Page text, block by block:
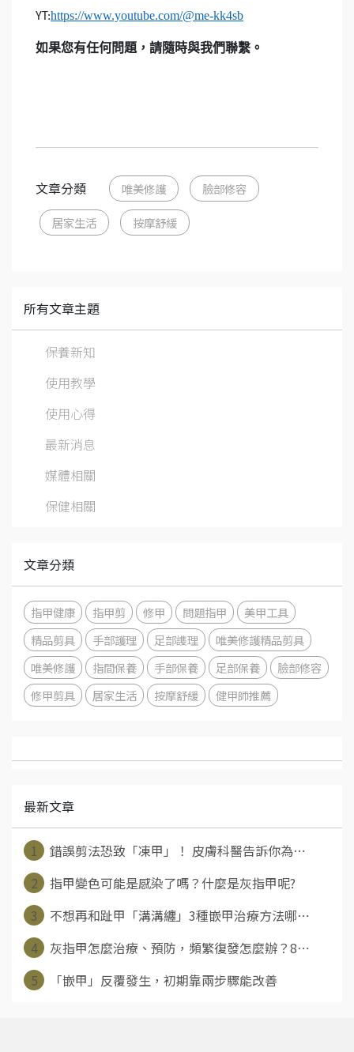
YT:https://www.youtube.com/@me-kk4sb
如果您有任何問題，請隨時與我們聯繫。
文章分類 唯美修護 臉部修容
居家生活 按摩舒緩
所有文章主題
保養新知
使用教學
使用心得
最新消息
媒體相關
保健相關
文章分類
指甲健康 指甲剪 修甲 問題指甲
美甲工具
精品剪具
手部護理 足部謢理
唯美修護精品剪具
唯美修護
指間保養 手部保養 足部保養
臉部修容
修甲剪具
居家生活 按摩舒緩 健甲師推薦
最新文章
1
錯誤剪法恐致「凍甲」！ 皮膚科醫告訴你為⋯
2
指甲變色可能是感染了嗎？什麼是灰指甲呢?
3
不想再和趾甲「溝溝纏」3種嵌甲治療方法哪⋯
4
灰指甲怎麼治療、預防，頻繁復發怎麼辦？8⋯
5
「嵌甲」反覆發生，初期靠兩步驟能改善